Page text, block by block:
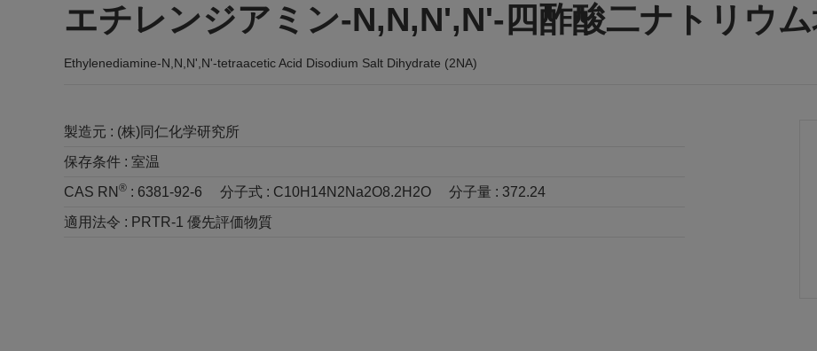
エチレンジアミン-N,N,N',N'-四酢酸二ナトリウ
Ethylenediamine-N,N,N',N'-tetraacetic Acid Disodium Salt Dihydrate (2NA)
製造元 : (株)同仁化学研究所
保存条件 : 室温
CAS RN ® : 6381-92-6 分子式 : C10H14N2Na2O8.2H2O 分子量 : 372.24
適用法令 : PRTR-1 優先評価物質